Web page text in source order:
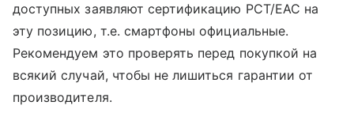
доступных заявляют сертификацию РСТ/ЕАС на
эту позицию, т.е. смартфоны официальные.
Рекомендуем это проверять перед покупкой на
всякий случай, чтобы не лишиться гарантии от
производителя.